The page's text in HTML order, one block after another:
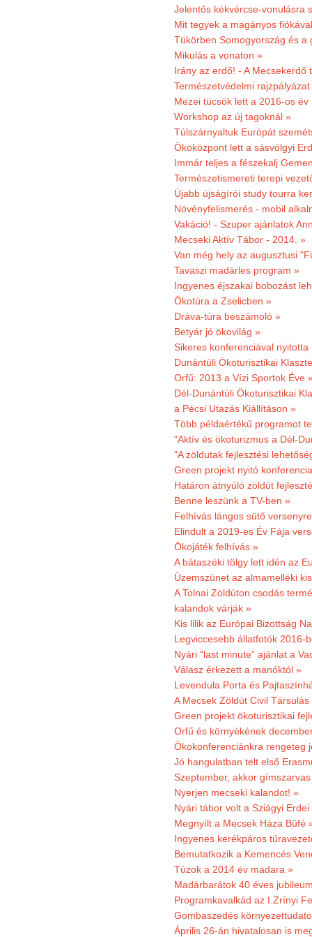
Jelentős kékvércse-vonulásra
Mit tegyek a magányos
Tükörben Somogyország és a
Mikulás a vonaton »
Irány az erdő! - A
Természetvédelmi
Mezei tücsök lett a 2016-os év
Workshop az új tagoknál »
Túlszárnyaltuk Európát
Ökoközpont lett a sásvölgyi
Immár teljes a fészekalj
Természetismereti terepi
Újabb újságírói study tourra
Növényfelismerés - mobil
Vakáció! - Szuper ajánlatok
Mecseki Aktív Tábor - 2014. »
Van még hely az augusztusi
Tavaszi madárles program »
Ingyenes éjszakai bobozást
Ökotúra a Zselicben »
Dráva-túra beszámoló »
Betyár jó ökovilág »
Sikeres konferenciával
Dunántúli Ökoturisztikai
Orfű: 2013 a Vízi Sportok Éve
Dél-Dunántúli Ökoturisztikai
a Pécsi Utazás Kiállításon »
Több példaértékű programot
"Aktív és ökoturizmus a Dél-
"A zöldutak fejlesztési
Green projekt nyitó
Határon átnyúló zöldút
Benne leszünk a TV-ben »
Felhívás lángos sütő
Elindult a 2019-es Év Fája
Ökojáték felhívás »
A bátaszéki tölgy lett idén az
Üzemszünet az almamelléki
A Tolnai Zöldúton csodás
kalandok várják »
Kis lilik az Európai Bizottság
Legviccesebb állatfotók 2016-
Nyári “last minute” ajánlat a
Válasz érkezett a manóktól »
Levendula Porta és
A Mecsek Zöldút Civil
Green projekt ökoturisztikai
Orfű és környékének
Ökokonferenciánkra rengeteg
Jó hangulatban telt első
Szeptember, akkor
Nyerjen mecseki kalandot! »
Nyári tábor volt a Sziágyi
Megnyílt a Mecsek Háza Büfé
Ingyenes kerékpáros
Bemutatkozik a Kemencés
Túzok a 2014 év madara »
Madárbarátok 40 éves
Programkavalkád az I.Zrínyi
Gombaszedés
Április 26-án hivatalosan is